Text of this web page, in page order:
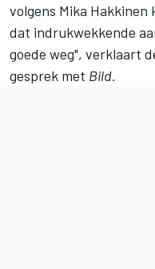
volgens Mika Hakkinen
dat indrukwekkende
goede weg", verklaart
gesprek met Bild.